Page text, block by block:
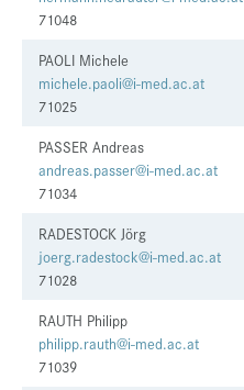
71048
PAOLI Michele
michele.paoli@i-med.ac.at
71025
PASSER Andreas
andreas.passer@i-med.ac.at
71034
RADESTOCK Jörg
joerg.radestock@i-med.ac.at
71028
RAUTH Philipp
philipp.rauth@i-med.ac.at
71039